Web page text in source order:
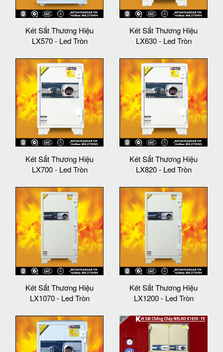
Két Sắt Thương Hiệu
LX570 - Led Tròn
Két Sắt Thương Hiệu
LX630 - Led Tròn
Két Sắt Thương Hiệu
LX700 - Led Tròn
Két Sắt Thương Hiệu
LX820 - Led Tròn
Két Sắt Thương Hiệu
LX1070 - Led Tròn
Két Sắt Thương Hiệu
LX1200 - Led Tròn